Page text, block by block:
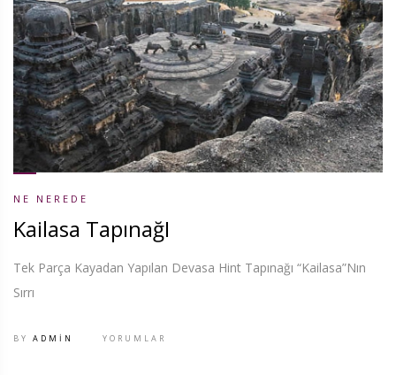
NE NEREDE
Kailasa TapınağI
Tek Parça Kayadan Yapılan Devasa Hint Tapınağı “Kailasa”Nın
Sırrı
BY ADMIN YORUMLAR